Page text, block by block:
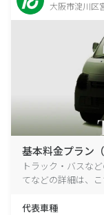
大阪市淀川区
基本料金プラン（
トラック・バスな
てなどの詳細は、
代表車種